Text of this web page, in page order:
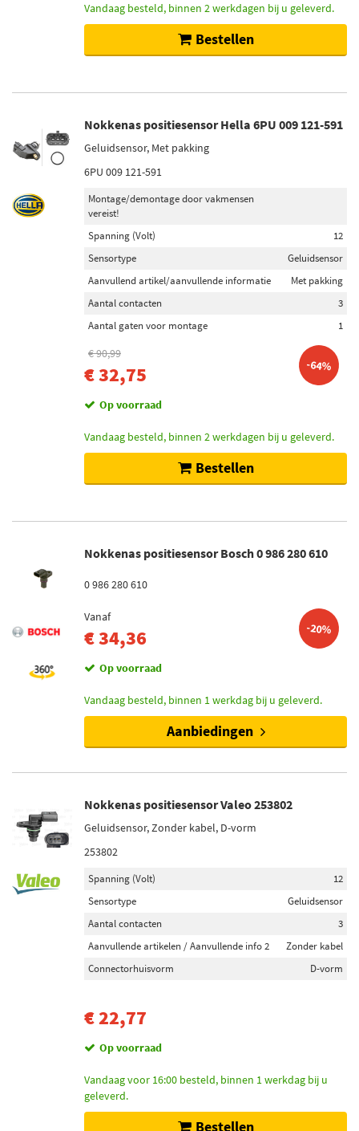
Vandaag besteld, binnen 2 werkdagen bij u geleverd.
Bestellen
Nokkenas positiesensor Hella 6PU 009 121-591
Geluidsensor, Met pakking
6PU 009 121-591
Montage/demontage door vakmensen
vereist!
Spanning (Volt)
12
Sensortype
Geluidsensor
Aanvullend artikel/aanvullende informatie
Met pakking
Aantal contacten
3
Aantal gaten voor montage
1
€ 90,99
€ 32,75 -64%
Op voorraad
Vandaag besteld, binnen 2 werkdagen bij u geleverd.
Bestellen
Nokkenas positiesensor Bosch 0 986 280 610
0 986 280 610
Vanaf
€ 34,36 -20%
Op voorraad
Vandaag besteld, binnen 1 werkdag bij u geleverd.
Aanbiedingen
Nokkenas positiesensor Valeo 253802
Geluidsensor, Zonder kabel, D-vorm
253802
Spanning (Volt)
12
Sensortype
Geluidsensor
Aantal contacten
3
Aanvullende artikelen / Aanvullende info 2
Zonder kabel
Connectorhuisvorm
D-vorm
€ 22,77
Op voorraad
Vandaag voor 16:00 besteld, binnen 1 werkdag bij u
geleverd.
Bestellen